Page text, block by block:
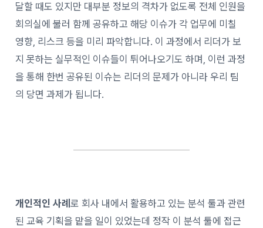
달할 때도 있지만 대부분 정보의 격차가 없도록 전체 인원을
회의실에 불러 함께 공유하고 해당 이슈가 각 업무에 미칠
영향, 리스크 등을 미리 파악합니다. 이 과정에서 리더가 보
지 못하는 실무적인 이슈들이 튀어나오기도 하며, 이런 과정
을 통해 한번 공유된 이슈는 리더의 문제가 아니라 우리 팀
의 당면 과제가 됩니다.
개인적인 사례로 회사 내에서 활용하고 있는 분석 툴과 관련
된 교육 기획을 맡을 일이 있었는데 정작 이 분석 툴에 접근